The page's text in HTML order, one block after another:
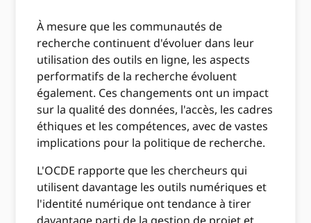
À mesure que les communautés de
recherche continuent d'évoluer dans leur
utilisation des outils en ligne, les aspects
performatifs de la recherche évoluent
également. Ces changements ont un impact
sur la qualité des données, l'accès, les cadres
éthiques et les compétences, avec de vastes
implications pour la politique de recherche.
L'OCDE rapporte que les chercheurs qui
utilisent davantage les outils numériques et
l'identité numérique ont tendance à tirer